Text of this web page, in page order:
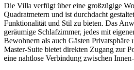
Die Villa verfügt über eine großzügige
Quadratmetern und ist durchdacht
Funktionalität und Stil zu bieten. Das
geräumige Schlafzimmer, jedes mit
Bewohnern als auch Gästen
Master-Suite bietet direkten Zugang zur
eine nahtlose Verbindung zwischen